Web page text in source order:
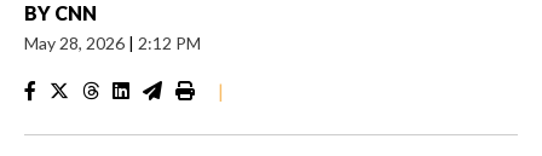
BY CNN
May 28, 2026 | 2:12 PM
|